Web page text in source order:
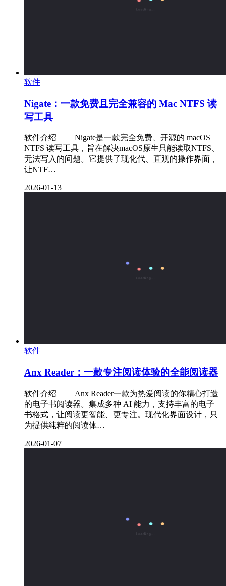
软件
Nigate：一款免费且完全兼容的 Mac NTFS 读
写工具
软件介绍 ‌ Nigate是一款完全免费、开源的 macOS
NTFS 读写工具，旨在解决macOS原生只能读取NTFS、
无法写入的问题。它提供了现化代、直观的操作界面，
让NTF…
2026-01-13
软件
Anx Reader：一款专注阅读体验的全能阅读器
软件介绍 ‌ Anx Reader一款为热爱阅读的你精心打造
的电子书阅读器。集成多种 AI 能力，支持丰富的电子
书格式，让阅读更智能、更专注。现代化界面设计，只
为提供纯粹的阅读体…
2026-01-07